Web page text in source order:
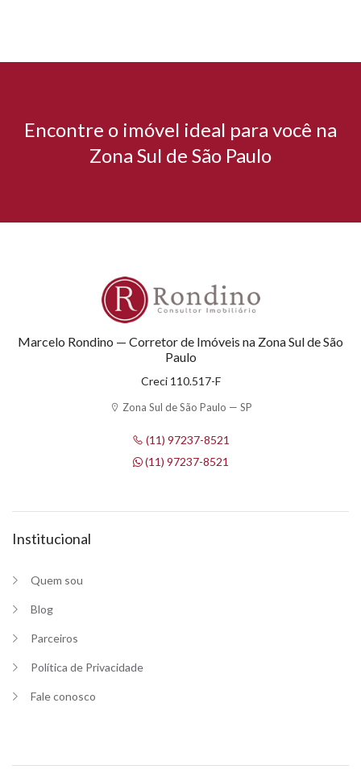
Encontre o imóvel ideal para você na
Zona Sul de São Paulo
Marcelo Rondino — Corretor de Imóveis na Zona Sul de São
Paulo
Creci 110.517-F
Zona Sul de São Paulo — SP
(11) 97237-8521
(11) 97237-8521
Institucional
Quem sou
Blog
Parceiros
Política de Privacidade
Fale conosco